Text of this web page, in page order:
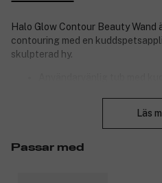
Halo Glow Contour Beauty Wand
contouring med en
skulpterad hy.
Innehåller två procent
Läs
Passar med